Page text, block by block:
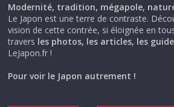
Modernité, tradition, mégapole,
Le Japon est une terre de contraste.
vision de cette contrée, si éloignée en
travers les photos, les articles, les
LeJapon.fr !
Pour voir le Japon autrement !